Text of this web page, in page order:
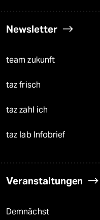
Newsletter
team zukunft
taz frisch
taz zahl ich
taz lab Infobrief
Veranstaltungen
Demnächst